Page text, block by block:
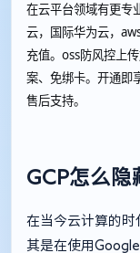
在云平台领域有更专
云，国际华为云，
充值。oss防风控上
案、免绑卡。开通即
售后支持。
GCP怎么隐
在当今云计算的时
其是在使用